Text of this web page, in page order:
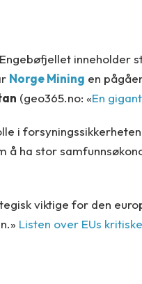
inneholder
Norge Mining en
(geo365.no: «En
i
ha stor
viktige for den
Listen over EUs